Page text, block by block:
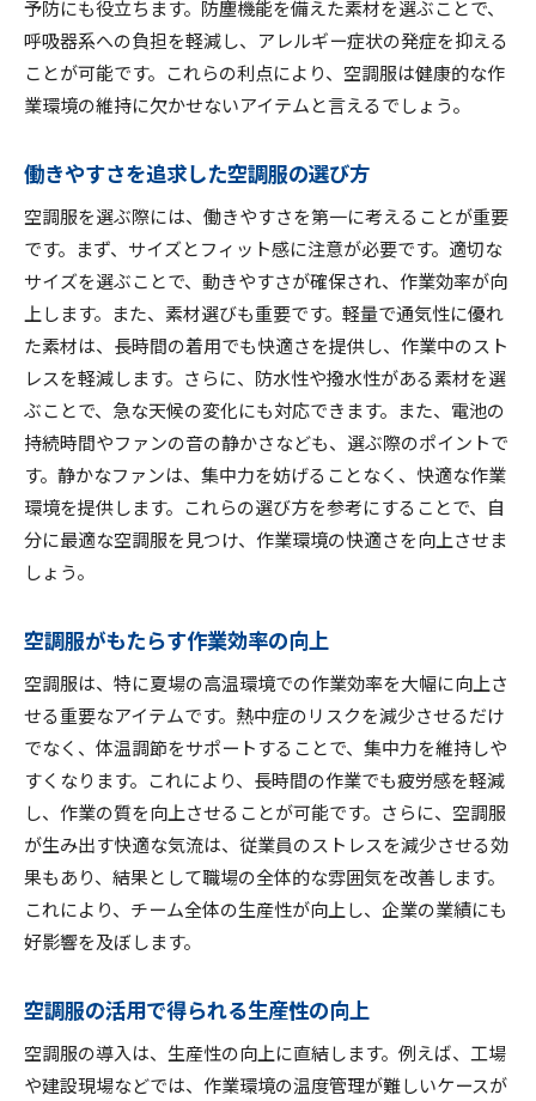
予防にも役立ちます。防塵機能を備えた素材を選ぶことで、
呼吸器系への負担を軽減し、アレルギー症状の発症を抑える
ことが可能です。これらの利点により、空調服は健康的な作
業環境の維持に欠かせないアイテムと言えるでしょう。
働きやすさを追求した空調服の選び方
空調服を選ぶ際には、働きやすさを第一に考えることが重要
です。まず、サイズとフィット感に注意が必要です。適切な
サイズを選ぶことで、動きやすさが確保され、作業効率が向
上します。また、素材選びも重要です。軽量で通気性に優れ
た素材は、長時間の着用でも快適さを提供し、作業中のスト
レスを軽減します。さらに、防水性や撥水性がある素材を選
ぶことで、急な天候の変化にも対応できます。また、電池の
持続時間やファンの音の静かさなども、選ぶ際のポイントで
す。静かなファンは、集中力を妨げることなく、快適な作業
環境を提供します。これらの選び方を参考にすることで、自
分に最適な空調服を見つけ、作業環境の快適さを向上させま
しょう。
空調服がもたらす作業効率の向上
空調服は、特に夏場の高温環境での作業効率を大幅に向上さ
せる重要なアイテムです。熱中症のリスクを減少させるだけ
でなく、体温調節をサポートすることで、集中力を維持しや
すくなります。これにより、長時間の作業でも疲労感を軽減
し、作業の質を向上させることが可能です。さらに、空調服
が生み出す快適な気流は、従業員のストレスを減少させる効
果もあり、結果として職場の全体的な雰囲気を改善します。
これにより、チーム全体の生産性が向上し、企業の業績にも
好影響を及ぼします。
空調服の活用で得られる生産性の向上
空調服の導入は、生産性の向上に直結します。例えば、工場
や建設現場などでは、作業環境の温度管理が難しいケースが